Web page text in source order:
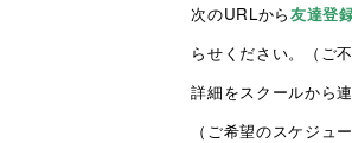
次のURLから友達登
らせください。（ご
詳細をスクールから
（ご希望のスケジュ